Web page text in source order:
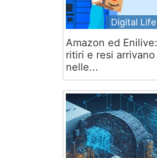
Digital Life
Amazon ed Enilive:
ritiri e resi arrivano
nelle...